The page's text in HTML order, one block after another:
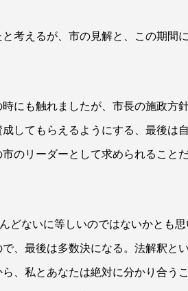
考えるが、市の見解と、この期間に
にも触れましたが、市長の施政方
してもらえるようにする、最後は自
のリーダーとして求められること
どないに等しいのではないかとも思
、最後は多数決になる。法解釈とい
、私とあなたは絶対に分かり合うこ